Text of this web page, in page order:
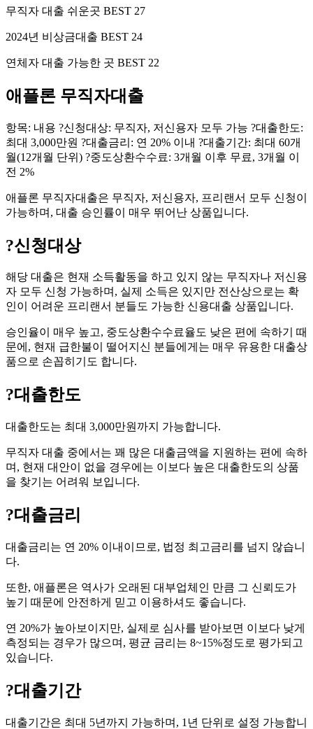
무직자 대출 쉬운곳 BEST 27
2024년 비상금대출 BEST 24
연체자 대출 가능한 곳 BEST 22
애플론 무직자대출
항목: 내용 ?신청대상: 무직자, 저신용자 모두 가능 ?대출한도:
최대 3,000만원 ?대출금리: 연 20% 이내 ?대출기간: 최대 60개
월(12개월 단위) ?중도상환수수료: 3개월 이후 무료, 3개월 이
전 2%
애플론 무직자대출은 무직자, 저신용자, 프리랜서 모두 신청이
가능하며, 대출 승인률이 매우 뛰어난 상품입니다.
?신청대상
해당 대출은 현재 소득활동을 하고 있지 않는 무직자나 저신용
자 모두 신청 가능하며, 실제 소득은 있지만 전산상으로는 확
인이 어려운 프리랜서 분들도 가능한 신용대출 상품입니다.
승인율이 매우 높고, 중도상환수수료율도 낮은 편에 속하기 때
문에, 현재 급한불이 떨어지신 분들에게는 매우 유용한 대출상
품으로 손꼽히기도 합니다.
?대출한도
대출한도는 최대 3,000만원까지 가능합니다.
무직자 대출 중에서는 꽤 많은 대출금액을 지원하는 편에 속하
며, 현재 대안이 없을 경우에는 이보다 높은 대출한도의 상품
을 찾기는 어려워 보입니다.
?대출금리
대출금리는 연 20% 이내이므로, 법정 최고금리를 넘지 않습니
다.
또한, 애플론은 역사가 오래된 대부업체인 만큼 그 신뢰도가
높기 때문에 안전하게 믿고 이용하셔도 좋습니다.
연 20%가 높아보이지만, 실제로 심사를 받아보면 이보다 낮게
측정되는 경우가 많으며, 평균 금리는 8~15%정도로 평가되고
있습니다.
?대출기간
대출기간은 최대 5년까지 가능하며, 1년 단위로 설정 가능합니